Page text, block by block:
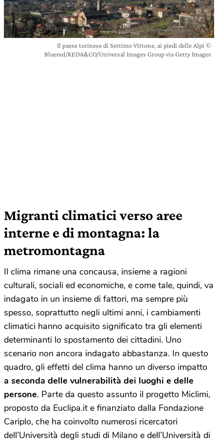
Il paese torinese di Settimo Vittone, ai piedi delle Alpi ©
Bluered/REDA&CO/Universal Images Group via Getty Images
Migranti climatici verso aree
interne e di montagna: la
metromontagna
Il clima rimane una concausa, insieme a ragioni
culturali, sociali ed economiche, e come tale, quindi, va
indagato in un insieme di fattori, ma sempre più
spesso, soprattutto negli ultimi anni, i cambiamenti
climatici hanno acquisito significato tra gli elementi
determinanti lo spostamento dei cittadini. Uno
scenario non ancora indagato abbastanza. In questo
quadro, gli effetti del clima hanno un diverso impatto
a seconda delle vulnerabilità dei luoghi e delle
persone. Parte da questo assunto il progetto Miclimi,
proposto da Euclipa.it e finanziato dalla Fondazione
Cariplo, che ha coinvolto numerosi ricercatori
dell’Università degli studi di Milano e dell’Università di